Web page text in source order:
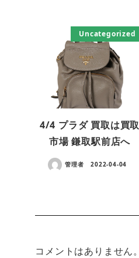
Uncategorized
4/4 プラダ 買取は買取
市場 鎌取駅前店へ
管理者 2022-04-04
コメントはありません。